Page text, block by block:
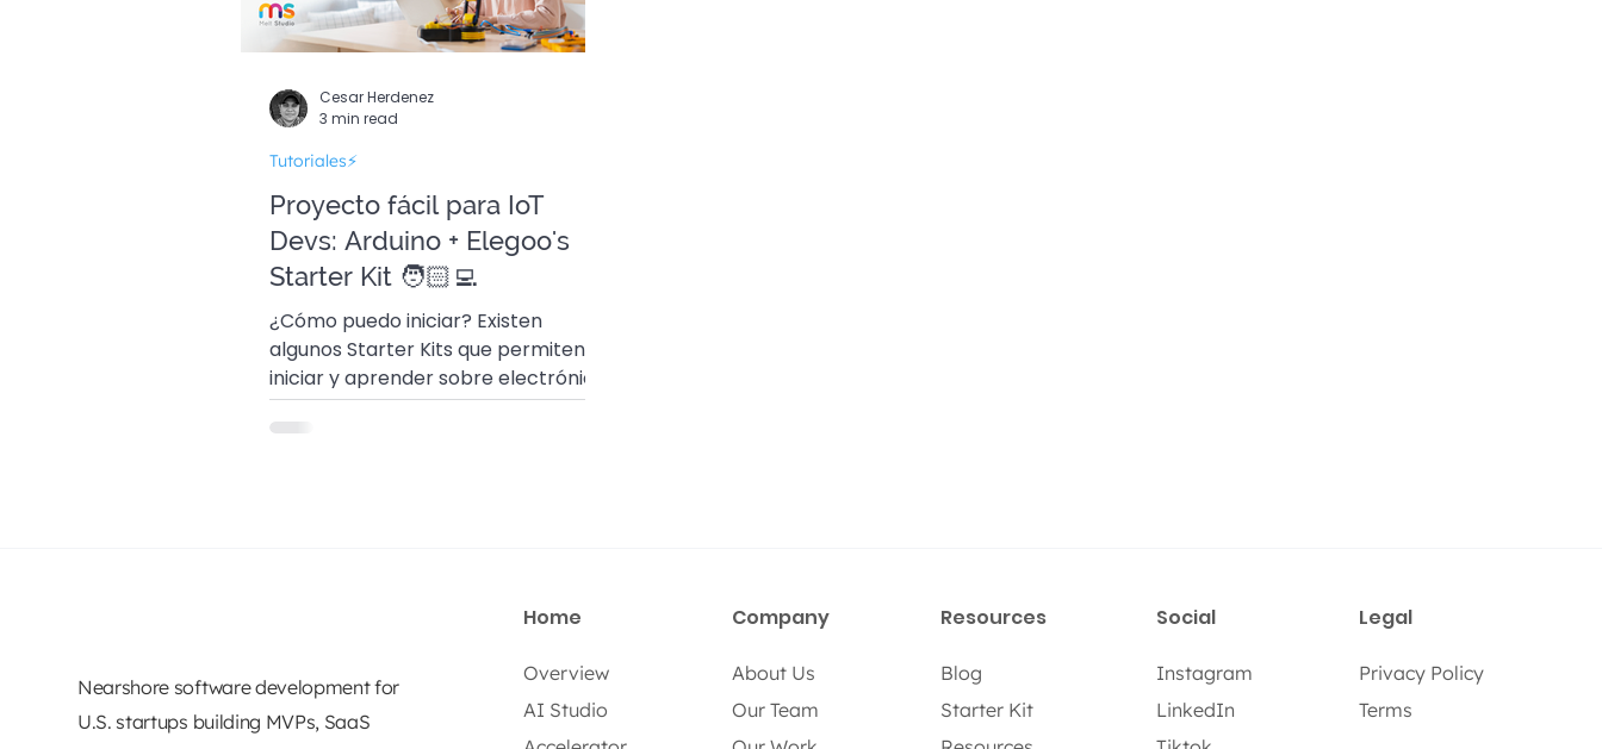
Proyecto fácil para IoT
Devs: Arduino + Elegoo's
Starter Kit 🧑🏻‍💻
¿Cómo puedo iniciar? Existen
algunos Starter Kits que permiten,
iniciar y aprender sobre electrónica
de forma menos complicada
Tutoriales⚡
Cesar Herdenez
3 min read
Nearshore software development for
U.S. startups building MVPs, SaaS
Home
Overview
AI Studio
Company
About Us
Our Team
Resources
Blog
Starter Kit
Social
Instagram
LinkedIn
Legal
Privacy Policy
Terms